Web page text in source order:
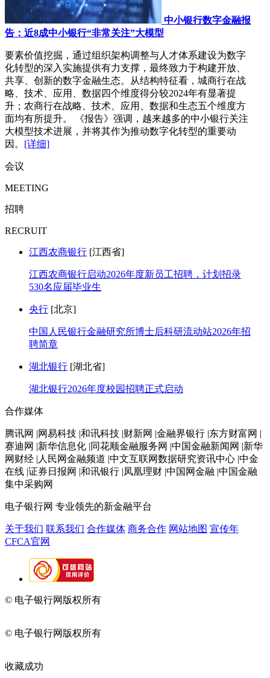
中小银行数字金融报
告：近8成中小银行“非常关注”大模型
要素价值挖掘，通过组织架构调整与人才体系建设为数字
化转型的深入实施提供有力支撑，最终致力于构建开放、
共享、创新的数字金融生态。从结构特征看，城商行在战
略、技术、应用、数据四个维度得分较2024年有显著提
升；农商行在战略、技术、应用、数据和生态五个维度方
面均有所提升。 《报告》强调，越来越多的中小银行关注
大模型技术进展，并将其作为推动数字化转型的重要动
因。 [详细]
会议
MEETING
招聘
RECRUIT
江西农商银行 [江西省]
江西农商银行启动2026年度新员工招聘，计划招录
530名应届毕业生
央行 [北京]
中国人民银行金融研究所博士后科研流动站2026年招
聘简章
湖北银行 [湖北省]
湖北银行2026年度校园招聘正式启动
合作媒体
腾讯网 |网易科技 |和讯科技 |财新网 |金融界银行 |东方财富网 |
赛迪网 |新华信息化 |同花顺金融服务网 |中国金融新闻网 |新华
网财经 |人民网金融频道 |中文互联网数据研究资讯中心 |中金
在线 |证券日报网 |和讯银行 |凤凰理财 |中国网金融 |中国金融
集中采购网
电子银行网 专业领先的新金融平台
关于我们 联系我们 合作媒体 商务合作 网站地图 宣传年
CFCA官网
© 电子银行网版权所有
© 电子银行网版权所有
收藏成功